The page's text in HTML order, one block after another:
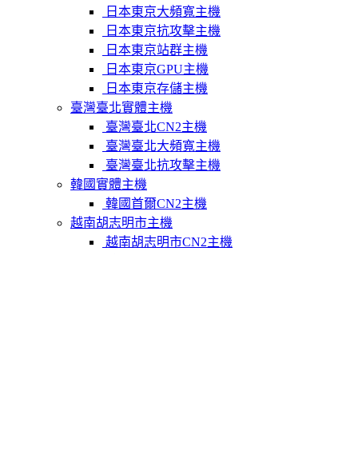
日本東京大頻寬主機
日本東京抗攻擊主機
日本東京站群主機
日本東京GPU主機
日本東京存儲主機
臺灣臺北實體主機
臺灣臺北CN2主機
臺灣臺北大頻寬主機
臺灣臺北抗攻擊主機
韓國實體主機
韓國首爾CN2主機
越南胡志明市主機
越南胡志明市CN2主機